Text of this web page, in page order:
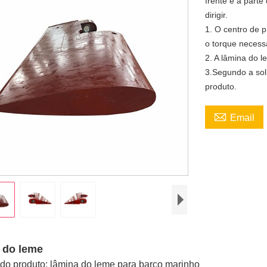
dirigir.
1. O centro de
o torque
2. A lâmina do
3.Segundo a
produto.
 Email
leme
produto: lâmina do leme para barco marinho